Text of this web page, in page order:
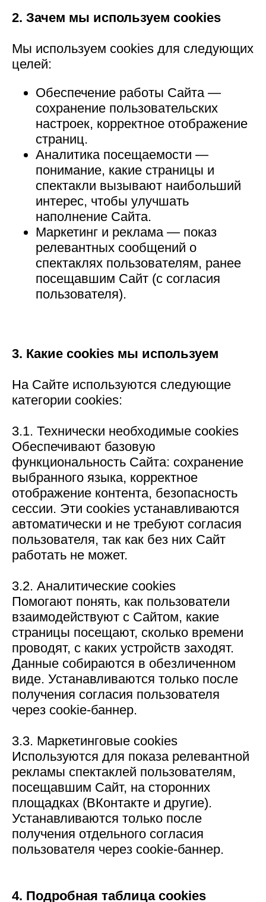
2. Зачем мы используем cookies
Мы используем cookies для следующих
целей:
Обеспечение работы Сайта —
сохранение пользовательских
настроек, корректное отображение
страниц.
Аналитика посещаемости —
понимание, какие страницы и
спектакли вызывают наибольший
интерес, чтобы улучшать
наполнение Сайта.
Маркетинг и реклама — показ
релевантных сообщений о
спектаклях пользователям, ранее
посещавшим Сайт (с согласия
пользователя).
3. Какие cookies мы используем
На Сайте используются следующие
категории cookies:
3.1. Технически необходимые cookies
Обеспечивают базовую
функциональность Сайта: сохранение
выбранного языка, корректное
отображение контента, безопасность
сессии. Эти cookies устанавливаются
автоматически и не требуют согласия
пользователя, так как без них Сайт
работать не может.
3.2. Аналитические cookies
Помогают понять, как пользователи
взаимодействуют с Сайтом, какие
страницы посещают, сколько времени
проводят, с каких устройств заходят.
Данные собираются в обезличенном
виде. Устанавливаются только после
получения согласия пользователя
через cookie-баннер.
3.3. Маркетинговые cookies
Используются для показа релевантной
рекламы спектаклей пользователям,
посещавшим Сайт, на сторонних
площадках (ВКонтакте и другие).
Устанавливаются только после
получения отдельного согласия
пользователя через cookie-баннер.
4. Подробная таблица cookies